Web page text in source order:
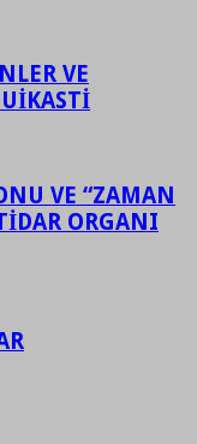
VE
VE “ZAMAN
ORGANI